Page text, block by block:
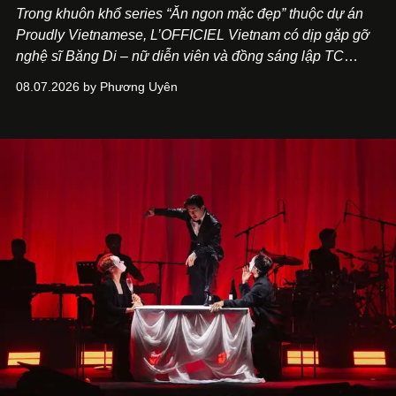
Trong khuôn khổ series “Ăn ngon mặc đẹp” thuộc dự án
Proudly Vietnamese, L’OFFICIEL Vietnam có dịp gặp gỡ
nghệ sĩ Băng Di – nữ diễn viên và đồng sáng lập TC
Kitchen Bar và SALEM tại TP.HCM.
08.07.2026 by Phương Uyên